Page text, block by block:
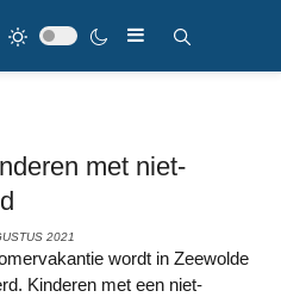
met niet-
2021
Kinderen met een niet-